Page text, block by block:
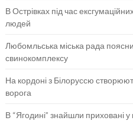
В Острівках під час
людей
Любомльська міська рада
свинокомплексу
На кордоні з Білоруссю
ворога
В “Ягодині” знайшли приховані у